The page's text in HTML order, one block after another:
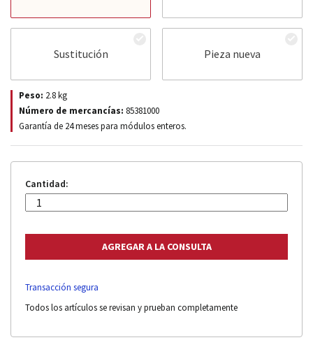
Sustitución Pieza nueva
Peso: 2.8kg
Número de mercancías: 85381000
Garantía de 24 meses para módulos enteros.
Cantidad:
Transacción segura
Todos los artículos se revisan y prueban completamente